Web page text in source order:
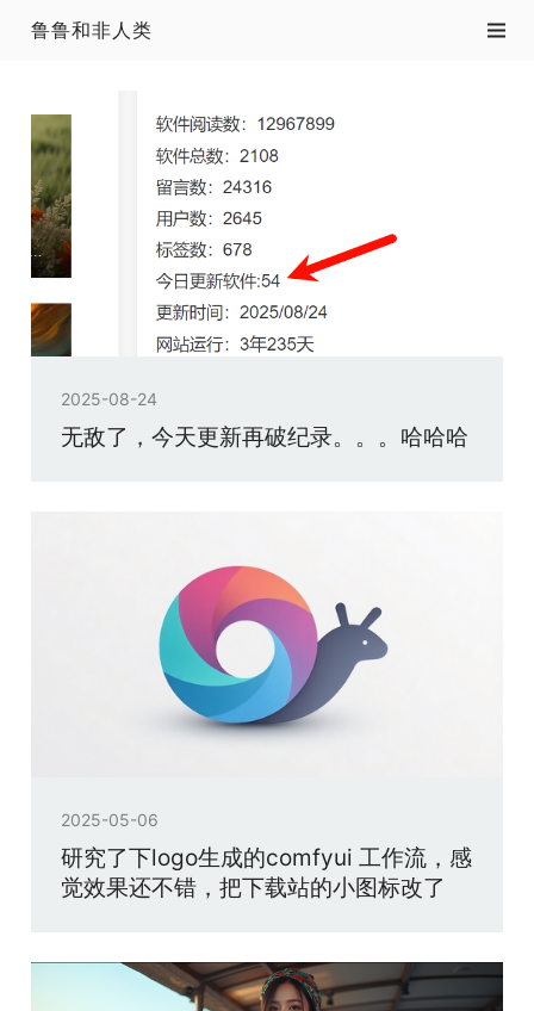
鲁鲁和非人类
2025-08-24
无敌了，今天更新再破纪录。。。哈哈哈
2025-05-06
研究了下logo生成的comfyui 工作流，感
觉效果还不错，把下载站的小图标改了